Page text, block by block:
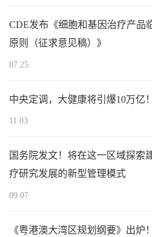
CDE发布《细胞和基因治疗产品
原则（征求意见稿）》
07.25
中央定调，大健康将引爆10万亿！
11.03
国务院发文！将在这一区域探索
疗研究发展的新型管理模式
09.07
《粤港澳大湾区规划纲要》出炉